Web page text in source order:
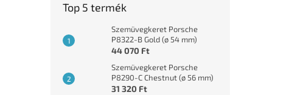
Top 5 termék
Szemüvegkeret Porsche
P8322-B Gold (ø 54 mm)
44 070 Ft
Szemüvegkeret Porsche
P8290-C Chestnut (ø 56 mm)
31 320 Ft